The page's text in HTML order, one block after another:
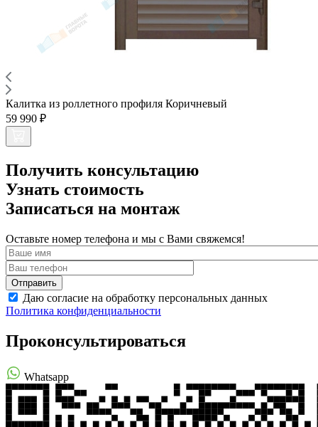
Калитка из роллетного профиля Коричневый
59 990 ₽
Получить консультацию
Узнать стоимость
Записаться на монтаж
Оставьте номер телефона и мы с Вами свяжемся!
Даю согласие на обработку персональных данных
Политика конфиденциальности
Проконсультироваться
Whatsapp